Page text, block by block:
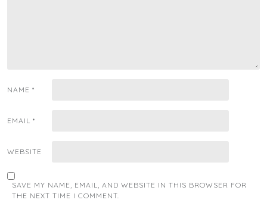
NAME *
EMAIL *
WEBSITE
SAVE MY NAME, EMAIL, AND WEBSITE IN THIS BROWSER FOR
THE NEXT TIME I COMMENT.